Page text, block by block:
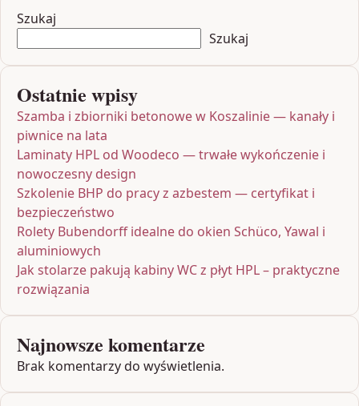
Szukaj
Szukaj
Ostatnie wpisy
Szamba i zbiorniki betonowe w Koszalinie — kanały i
piwnice na lata
Laminaty HPL od Woodeco — trwałe wykończenie i
nowoczesny design
Szkolenie BHP do pracy z azbestem — certyfikat i
bezpieczeństwo
Rolety Bubendorff idealne do okien Schüco, Yawal i
aluminiowych
Jak stolarze pakują kabiny WC z płyt HPL – praktyczne
rozwiązania
Najnowsze komentarze
Brak komentarzy do wyświetlenia.